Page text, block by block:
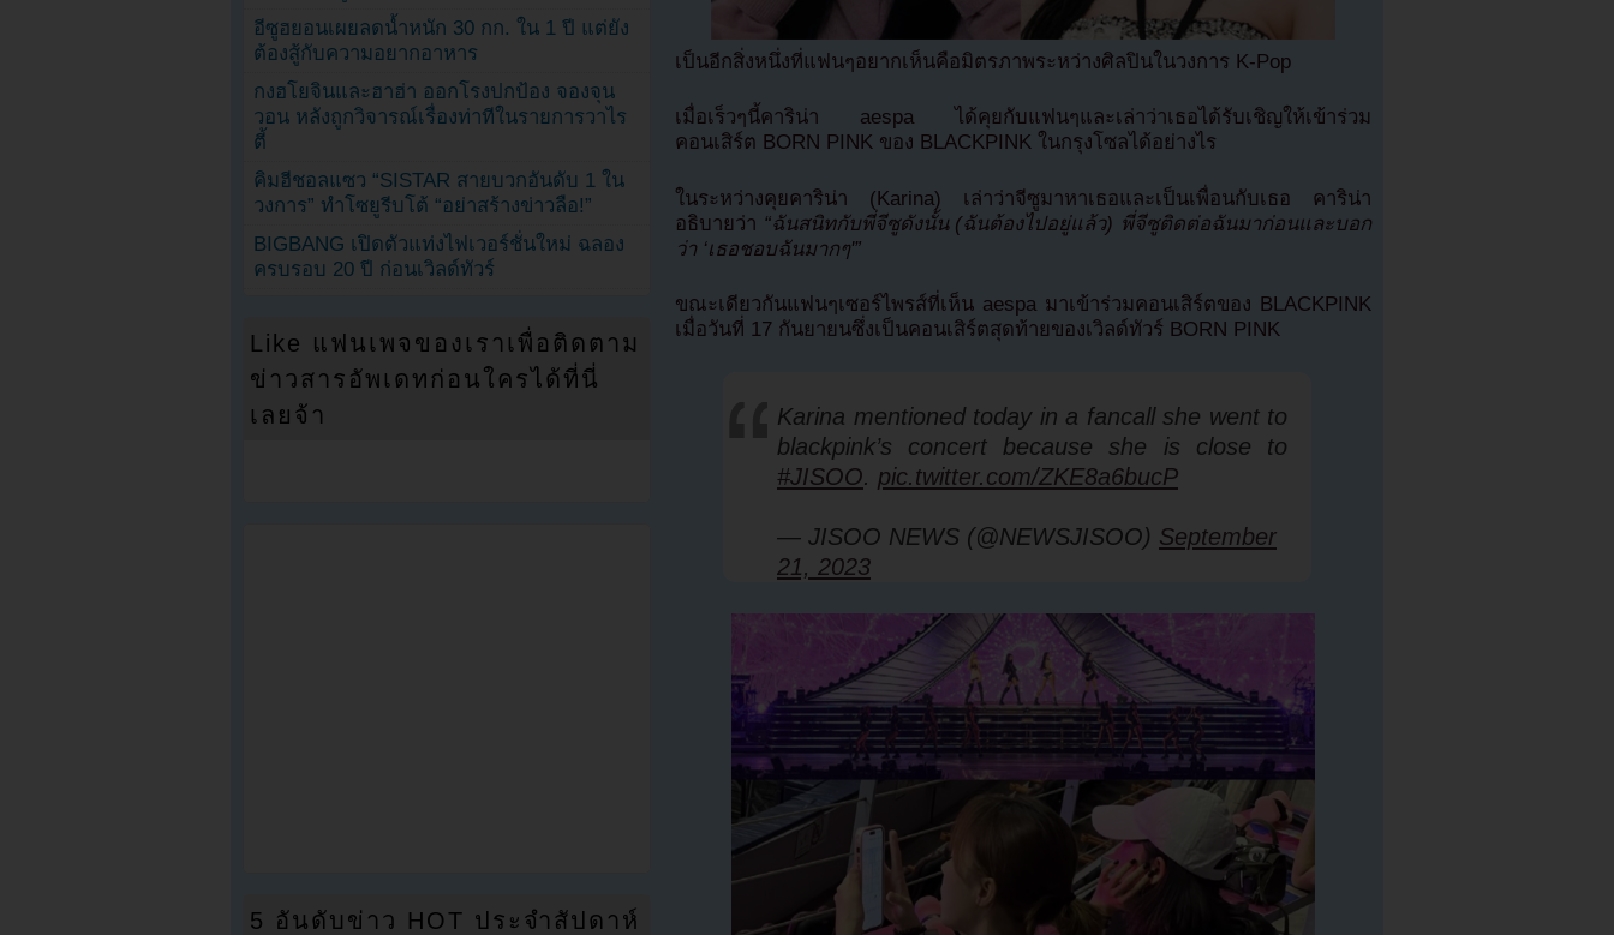
เป็นอีกสิ่งหนึ่งที่แฟนๆอยากเห็นคือมิตรภาพระหว่างศิลปินในวงการ K-Pop
เมื่อเร็วๆนี้คาริน่า aespa ได้คุยกับแฟนๆและเล่าว่าเธอได้รับเชิญให้เข้าร่วม
คอนเสิร์ต BORN PINK ของ BLACKPINK ในกรุงโซลได้อย่างไร
ในระหว่างคุยคาริน่า (Karina) เล่าว่าจีซูมาหาเธอและเป็นเพื่อนกับเธอ คาริน่า
อธิบายว่า “ฉันสนิทกับพี่จีซูดังนั้น (ฉันต้องไปอยู่แล้ว) พี่จีซูติดต่อฉันมาก่อนและบอก
ว่า ‘เธอชอบฉันมากๆ'”
ขณะเดียวกันแฟนๆเซอร์ไพรส์ที่เห็น aespa มาเข้าร่วมคอนเสิร์ตของ BLACKPINK
เมื่อวันที่ 17 กันยายนซึ่งเป็นคอนเสิร์ตสุดท้ายของเวิลด์ทัวร์ BORN PINK
Karina mentioned today in a fancall she went to
blackpink’s concert because she is close to
#JISOO. pic.twitter.com/ZKE8a6bucP
— JISOO NEWS (@NEWSJISOO) September
21, 2023
อีซูฮยอนเผยลดน้ำหนัก 30 กก. ใน 1 ปี แต่ยัง
ต้องสู้กับความอยากอาหาร
กงฮโยจินและฮาฮ่า ออกโรงปกป้อง จองจุน
วอน หลังถูกวิจารณ์เรื่องท่าทีในรายการวาไร
ตี้
คิมฮีชอลแซว “SISTAR สายบวกอันดับ 1 ใน
วงการ” ทำโซยูรีบโต้ “อย่าสร้างข่าวลือ!”
BIGBANG เปิดตัวแท่งไฟเวอร์ชั่นใหม่ ฉลอง
ครบรอบ 20 ปี ก่อนเวิลด์ทัวร์
Like แฟนเพจของเราเพื่อติดตาม
ข่าวสารอัพเดทก่อนใครได้ที่นี่
เลยจ้า
5 อันดับข่าว HOT ประจำสัปดาห์